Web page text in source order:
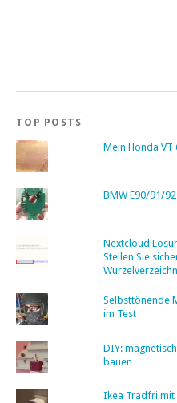
TOP POSTS
Mein Honda VT
BMW E90/91/
Nextcloud
Stellen Sie
Selbsttönende
im Test
DIY:
bauen
Ikea Tradfri mit